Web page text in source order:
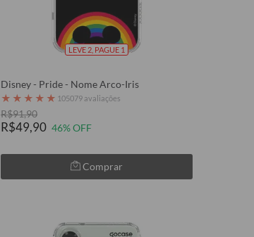
LEVE 2, PAGUE 1
Disney - Pride - Nome Arco-Iris
★ ★ ★ ★ ★ 105079 avaliações
R$91,90
R$49,90 46% OFF
Comprar